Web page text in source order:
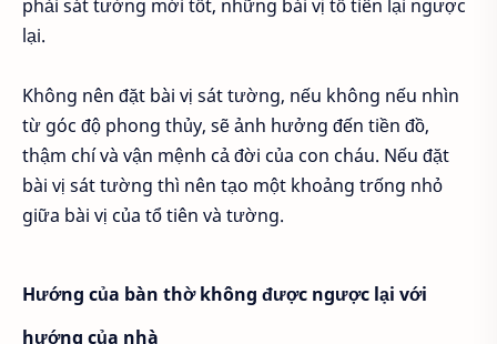
phải sát tường mới tốt, những bài vị tổ tiên lại ngược
lại.
Không nên đặt bài vị sát tường, nếu không nếu nhìn
từ góc độ phong thủy, sẽ ảnh hưởng đến tiền đồ,
thậm chí và vận mệnh cả đời của con cháu. Nếu đặt
bài vị sát tường thì nên tạo một khoảng trống nhỏ
giữa bài vị của tổ tiên và tường.
Hướng của bàn thờ không được ngược lại với
hướng của nhà